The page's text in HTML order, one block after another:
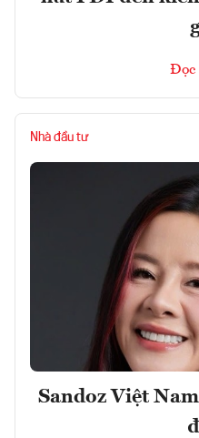
Đọc
Nhà đầu tư
Sandoz Việt